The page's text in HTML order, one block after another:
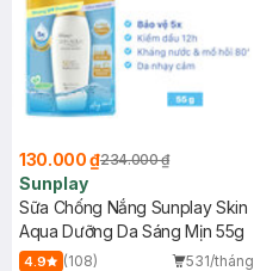
130.000 ₫234.000 ₫
Sunplay
Sữa Chống Nắng Sunplay Skin
Aqua Dưỡng Da Sáng Mịn 55g
4.9 (108)
531/tháng